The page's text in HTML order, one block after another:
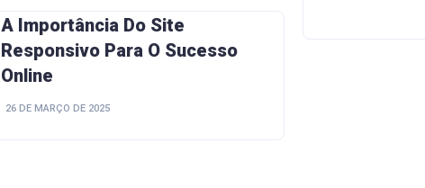
A Importância Do Site
Responsivo Para O Sucesso
Online
26 DE MARÇO DE 2025